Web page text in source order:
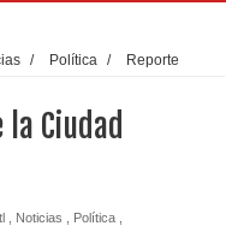
/ Política /
Reporte
Ciudad
Noticias Política